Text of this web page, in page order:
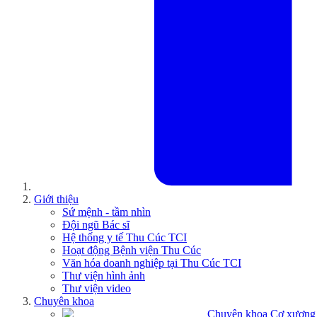
Giới thiệu
Sứ mệnh - tầm nhìn
Đội ngũ Bác sĩ
Hệ thống y tế Thu Cúc TCI
Hoạt động Bệnh viện Thu Cúc
Văn hóa doanh nghiệp tại Thu Cúc TCI
Thư viện hình ảnh
Thư viện video
Chuyên khoa
Chuyên khoa Cơ